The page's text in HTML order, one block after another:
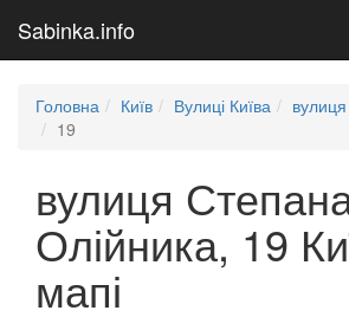
Sabinka.info
Головна Київ Вулиці Київа
19
вулиця
Олійника, 19
мапі